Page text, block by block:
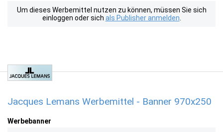
Um dieses Werbemittel nutzen zu können, müssen Sie sich
einloggen oder sich als Publisher anmelden
Jacques Lemans Werbemittel - Banner 970x250
Werbebanner